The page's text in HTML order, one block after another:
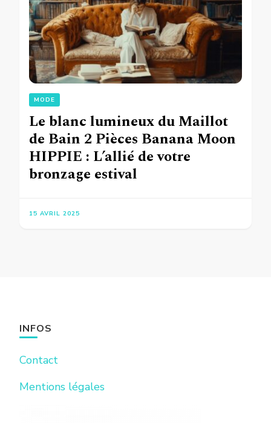
MODE
Le blanc lumineux du Maillot
de Bain 2 Pièces Banana Moon
HIPPIE : L’allié de votre
bronzage estival
15 AVRIL 2025
INFOS
Contact
Mentions légales